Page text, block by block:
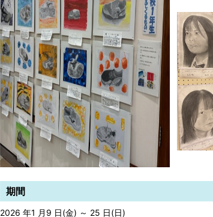
期間
2026 年1 月9 日(金) ～ 25 日(日)